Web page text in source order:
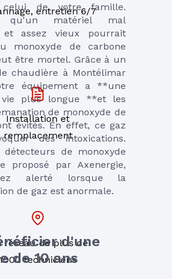
de votre famille.
qu'un matériel mal
et assez vieux pourrait
monoxyde de carbone
être mortel. Grâce à un
chaudière à Montélimar
équipement a **une
plus longue **et les
de monoxyde de
évités. En effet, ce gaz
des intoxications.
détecteurs de monoxyde
proposé par Axenergie,
alerté lorsque la
de gaz est anormale.
d'une
de 10 ans
entretien 6/7
Installation et
remplacement
réseau de plus de
techniciens